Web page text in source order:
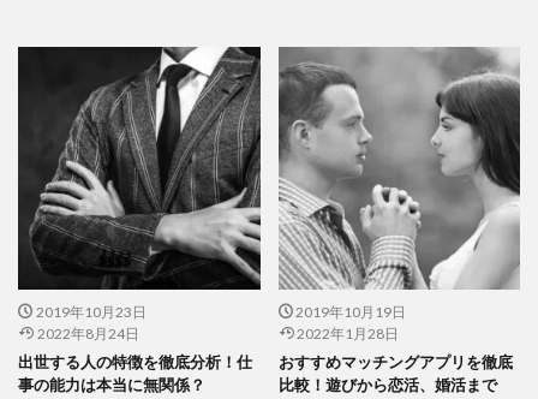
2019年10月23日
2022年8月24日
出世する人の特徴を徹底分析！仕
事の能力は本当に無関係？
2019年10月19日
2022年1月28日
おすすめマッチングアプリを徹底
比較！遊びから恋活、婚活まで